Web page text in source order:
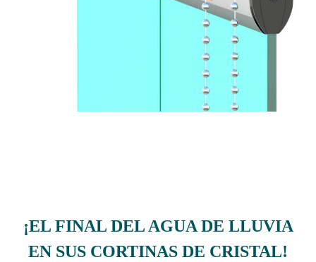
¡EL FINAL DEL AGUA DE LLUVIA
EN SUS CORTINAS DE CRISTAL!